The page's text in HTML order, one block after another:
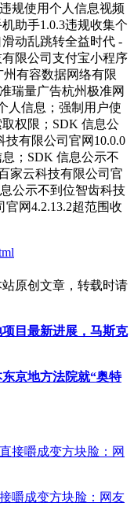
规使用个人信息视频
助手1.0.3违规收集个
动乱跳转全益时代 -
限公司支付宝小程序
州有容数据网络有限
瑞量广告杭州极准网
人信息；强制用户使
权限；SDK 信息公
有限公司官网10.0.0
；SDK 信息公示不
家云科技有限公司官
公示不到位智齿科技
网4.2.13.2超范围收
原创文章，转载时请
目最新进展，马斯克
京地方法院就“奥特
嚼成变方块脸：网友